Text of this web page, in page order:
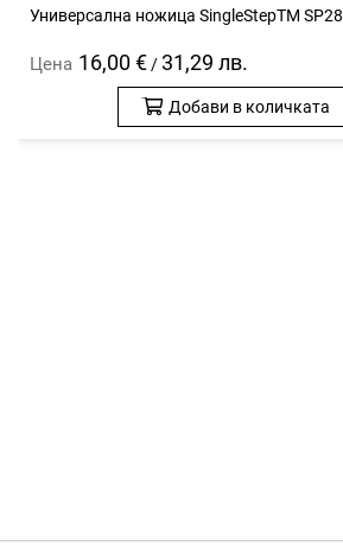
Универсална ножица SingleStepTM SP28
Цена 16,00 €/ 31,29 лв.
Добави в количката